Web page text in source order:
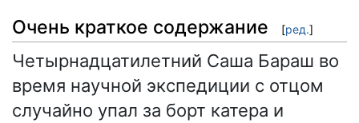
Очень краткое содержание [ред.]
Четырнадцатилетний Саша Бараш во
время научной экспедиции с отцом
случайно упал за борт катера и